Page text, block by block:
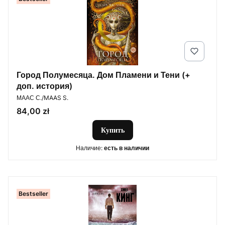
Город Полумесяца. Дом Пламени и Тени (+
доп. история)
ПРОИЗВОДИТЕЛЬ
МААС С./MAAS S.
Цена
84,00 zł
Купить
Наличие: есть в наличии
Bestseller